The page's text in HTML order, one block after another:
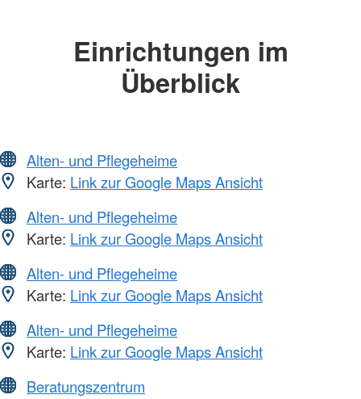
Einrichtungen im
Überblick
Alten- und Pflegeheime
Karte: Link zur Google Maps Ansicht
Alten- und Pflegeheime
Karte: Link zur Google Maps Ansicht
Alten- und Pflegeheime
Karte: Link zur Google Maps Ansicht
Alten- und Pflegeheime
Karte: Link zur Google Maps Ansicht
Beratungszentrum